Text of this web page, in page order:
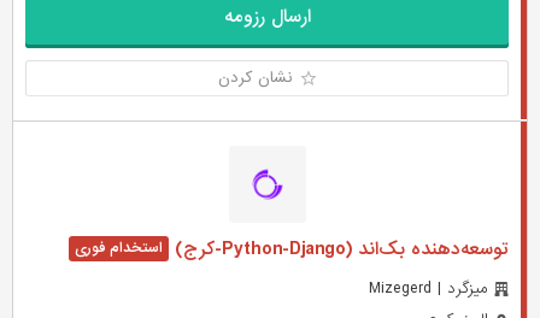
ارسال رزومه
نشان کردن
توسعه‌دهنده بک‌اند (Python-Django-کرج)
میزگرد | Mizegerd